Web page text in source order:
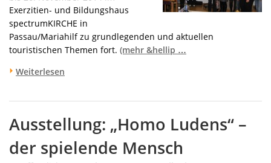
Exerzitien- und Bildungshaus
spectrumKIRCHE in
Passau/Mariahilf zu grundlegenden und aktuellen
touristischen Themen fort. (mehr &hellip …
Weiterlesen
Ausstellung: „Homo Ludens“ –
der spielende Mensch